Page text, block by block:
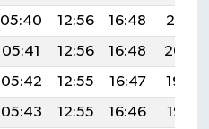
05:40 12:56 16:48
20:01
05:41 12:56 16:48
20:00
05:42 12:55 16:47
19:59
05:43 12:55 16:46
19:57